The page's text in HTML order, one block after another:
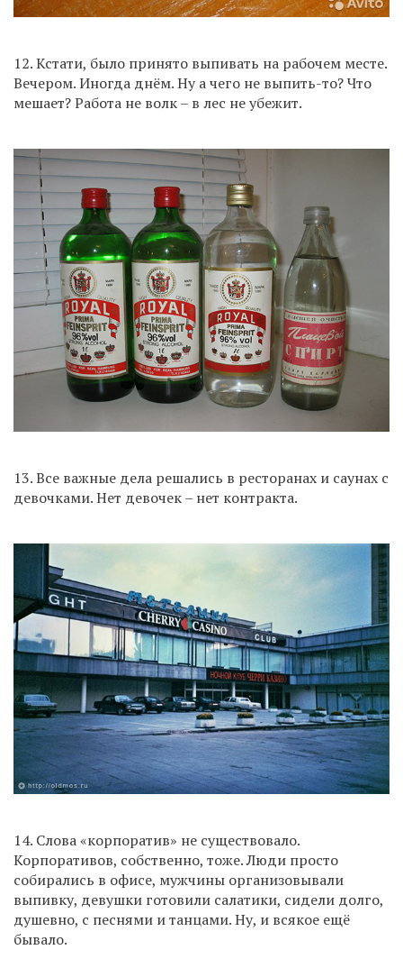
12. Кстати, было принято выпивать на рабочем месте.
Вечером. Иногда днём. Ну а чего не выпить-то? Что
мешает? Работа не волк – в лес не убежит.
13. Все важные дела решались в ресторанах и саунах с
девочками. Нет девочек – нет контракта.
14. Слова «корпоратив» не существовало.
Корпоративов, собственно, тоже. Люди просто
собирались в офисе, мужчины организовывали
выпивку, девушки готовили салатики, сидели долго,
душевно, с песнями и танцами. Ну, и всякое ещё
бывало.